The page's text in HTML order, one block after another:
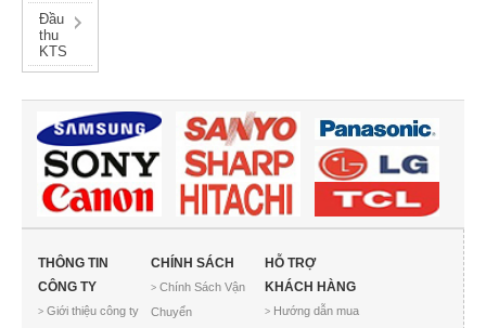
Đầu
thu
KTS
THÔNG TIN
CÔNG TY
> Giới thiệu công ty
CHÍNH SÁCH
> Chính Sách Vận
Chuyển
HỖ TRỢ
KHÁCH HÀNG
>Hướng dẫn mua